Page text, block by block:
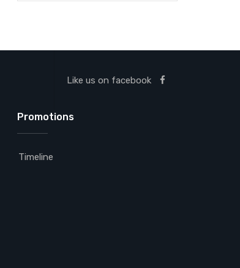
Like us on facebook
Promotions
Timeline